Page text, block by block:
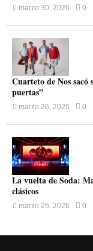
marzo 30, 2026 0
Cuarteto de Nos
puertas”
marzo 26, 2026 0
La vuelta de Soda:
clásicos
marzo 26, 2026 0